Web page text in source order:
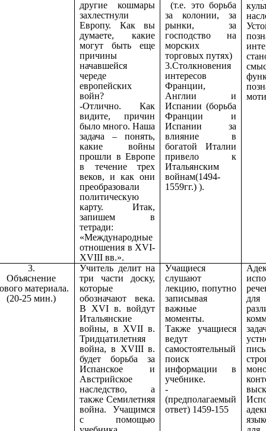
другие кошмары
захлестнули
Европу. Как вы
думаете, какие
могут быть еще
причины
начавшейся
череде
европейских
войн?
-Отлично. Как
видите, причин
было много. Наша
задача – понять,
какие войны
прошли в Европе
в течение трех
веков, и как они
преобразовали
политическую
карту. Итак,
запишем в
тетради:
«Международные
отношения в XVI-
XVIII вв.».
(т.е. это борьба
за колонии, за
рынки, за
господство на
морских
торговых путях)
3.Столкновения
интересов
Франции,
Англии и
Испании (борьба
Франции и
Испании за
влияние в
богатой Италии
привело к
Итальянским
войнам(1494-
1559гг.) ).
3.
Объяснение
материала.
(20-25 мин.)
Учитель делит на
три части доску,
которые
обозначают века.
В XVI в. войдут
Итальянские
войны, в XVII в.
Тридцатилетняя
война, в XVIII в.
будет борьба за
Испанское и
Австрийское
наследство, а
также Семилетняя
война. Учащимся
с помощью
Учащиеся
слушают
лекцию, попутно
записывая
важные
моменты.
Также учащиеся
ведут
самостоятельный
поиск
информации в
учебнике.
-
(предполагаемый
ответ) 1459-155